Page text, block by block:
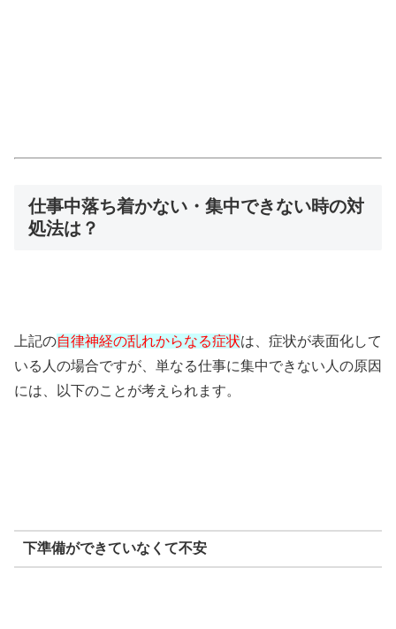
仕事中落ち着かない・集中できない時の対
処法は？
上記の自律神経の乱れからなる症状は、症状が表面化して
いる人の場合ですが、単なる仕事に集中できない人の原因
には、以下のことが考えられます。
下準備ができていなくて不安